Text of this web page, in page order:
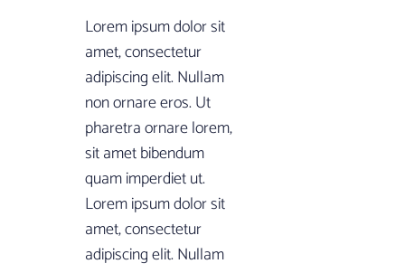
Lorem ipsum dolor sit
amet, consectetur
adipiscing elit. Nullam
non ornare eros. Ut
pharetra ornare lorem,
sit amet bibendum
quam imperdiet ut.
Lorem ipsum dolor sit
amet, consectetur
adipiscing elit. Nullam